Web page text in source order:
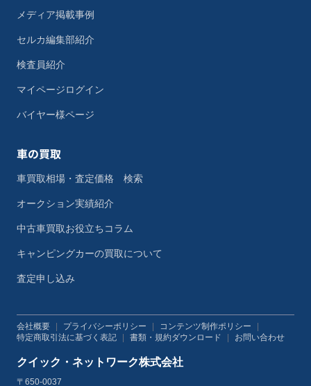
メディア掲載事例
セルカ編集部紹介
検査員紹介
マイページログイン
バイヤー様ページ
車の買取
車買取相場・査定価格 検索
オークション実績紹介
中古車買取お役立ちコラム
キャンピングカーの買取について
査定申し込み
会社概要 プライバシーポリシー コンテンツ制作ポリシー
特定商取引法に基づく表記
書類・規約ダウンロード お問い合わせ
クイック・ネットワーク株式会社
〒650-0037